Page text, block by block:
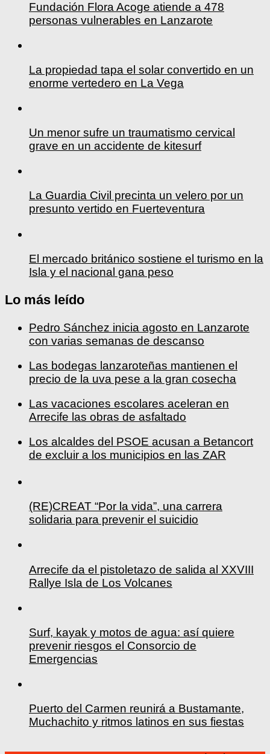
Fundación Flora Acoge atiende a 478
personas vulnerables en Lanzarote
La propiedad tapa el solar convertido en un
enorme vertedero en La Vega
Un menor sufre un traumatismo cervical
grave en un accidente de kitesurf
La Guardia Civil precinta un velero por un
presunto vertido en Fuerteventura
El mercado británico sostiene el turismo en la
Isla y el nacional gana peso
Lo más leído
Pedro Sánchez inicia agosto en Lanzarote
con varias semanas de descanso
Las bodegas lanzaroteñas mantienen el
precio de la uva pese a la gran cosecha
Las vacaciones escolares aceleran en
Arrecife las obras de asfaltado
Los alcaldes del PSOE acusan a Betancort
de excluir a los municipios en las ZAR
(RE)CREAT “Por la vida”, una carrera
solidaria para prevenir el suicidio
Arrecife da el pistoletazo de salida al XXVIII
Rallye Isla de Los Volcanes
Surf, kayak y motos de agua: así quiere
prevenir riesgos el Consorcio de
Emergencias
Puerto del Carmen reunirá a Bustamante,
Muchachito y ritmos latinos en sus fiestas